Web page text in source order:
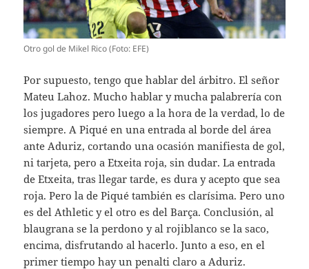
Otro gol de Mikel Rico (Foto: EFE)
Por supuesto, tengo que hablar del árbitro. El señor
Mateu Lahoz. Mucho hablar y mucha palabrería con
los jugadores pero luego a la hora de la verdad, lo de
siempre. A Piqué en una entrada al borde del área
ante Aduriz, cortando una ocasión manifiesta de gol,
ni tarjeta, pero a Etxeita roja, sin dudar. La entrada
de Etxeita, tras llegar tarde, es dura y acepto que sea
roja. Pero la de Piqué también es clarísima. Pero uno
es del Athletic y el otro es del Barça. Conclusión, al
blaugrana se la perdono y al rojiblanco se la saco,
encima, disfrutando al hacerlo. Junto a eso, en el
primer tiempo hay un penalti claro a Aduriz.